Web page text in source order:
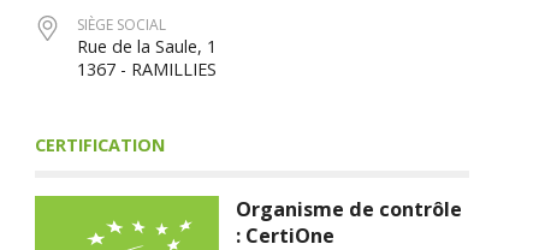
SIÈGE SOCIAL
Rue de la Saule, 1
1367 - RAMILLIES
CERTIFICATION
Organisme de contrôle
: CertiOne